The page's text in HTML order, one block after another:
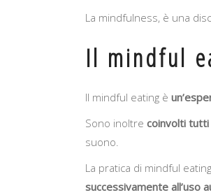
La mindfulness, è una
Il mindful
Il mindful eating è
Sono inoltre coinvolti tutti
suono.
La pratica di mindful
successivamente all’uso